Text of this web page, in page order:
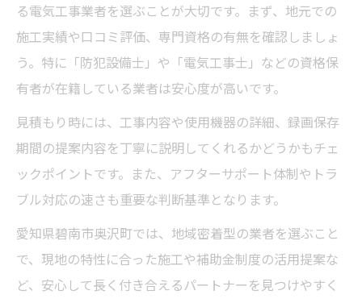
る電気工事業者を選ぶことが大切です。まず、地元での
施工実績や口コミ評価、専門資格の有無を確認しましょ
う。特に「防犯設備士」や「電気工事士」などの資格保
有者が在籍している業者は安心度が高いです。
見積もり時には、工事内容や使用機器の詳細、録画保存
期間の提案内容を丁寧に説明してくれるかどうかもチェ
ックポイントです。また、アフターサポート体制やトラ
ブル対応の速さも重要な判断基準となります。
愛知県碧南市奥沢町では、地域密着型の業者を選ぶこと
で、現地の特性に合った施工や補助金制度の活用提案な
ど、安心して長く付き合えるパートナーを見つけやすく